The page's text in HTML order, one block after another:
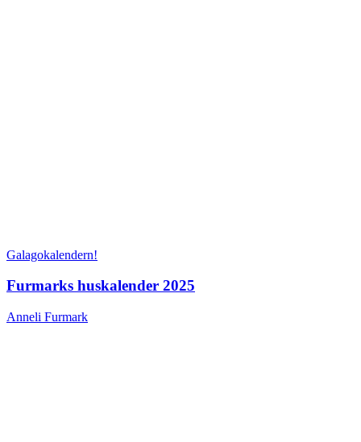
Galagokalendern!
Furmarks huskalender 2025
Anneli Furmark